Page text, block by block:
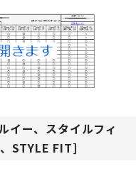
イー、スタイルフィ
STYLE FIT]